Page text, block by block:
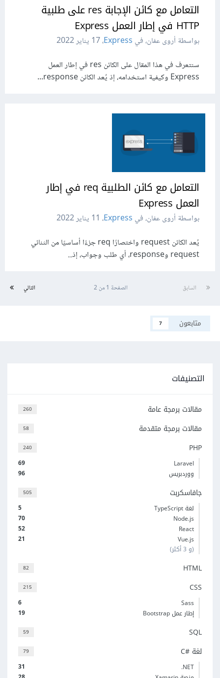
التعامل مع كائن الإجابة res على طلبية
HTTP في إطار العمل Express
بواسطة أروى عفان، في Express،17 يناير 2022
سنتعرف في هذا المقال على الكائن res في إطار العمل
Express وكيفية استخدامه، إذ يُعد الكائن response...
التعامل مع كائن الطلبية req في إطار
العمل Express
بواسطة أروى عفان، في Express، 11 يناير 2022
يُعد الكائن request واختصارًا req جزءًا أساسيًا من الثنائي
request وresponse، أي طلب وجواب، إذ...
السابق التالي الصفحة 1 من 2
متابعون 7
التصنيفات
260 مقالات برمجة عامة
58 مقالات برمجة متقدمة
240 PHP
69
Laravel
96
ووردبريس
505 جافاسكربت
5
لغة TypeScript
70
Node.js
52
React
21
Vue.js
(و 3 أكثر)
82 HTML
215 CSS
6
Sass
19
إطار عمل Bootstrap
59 SQL
79 لغة C#‎
31
‎.NET